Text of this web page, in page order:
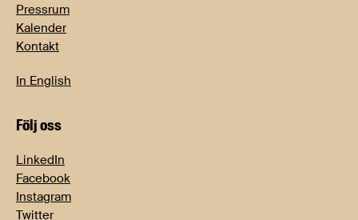
Pressrum
Kalender
Kontakt
In English
Följ oss
LinkedIn
Facebook
Instagram
Twitter